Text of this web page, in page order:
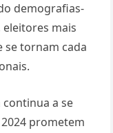
demografias-
mais
se tornam cada
a se
prometem